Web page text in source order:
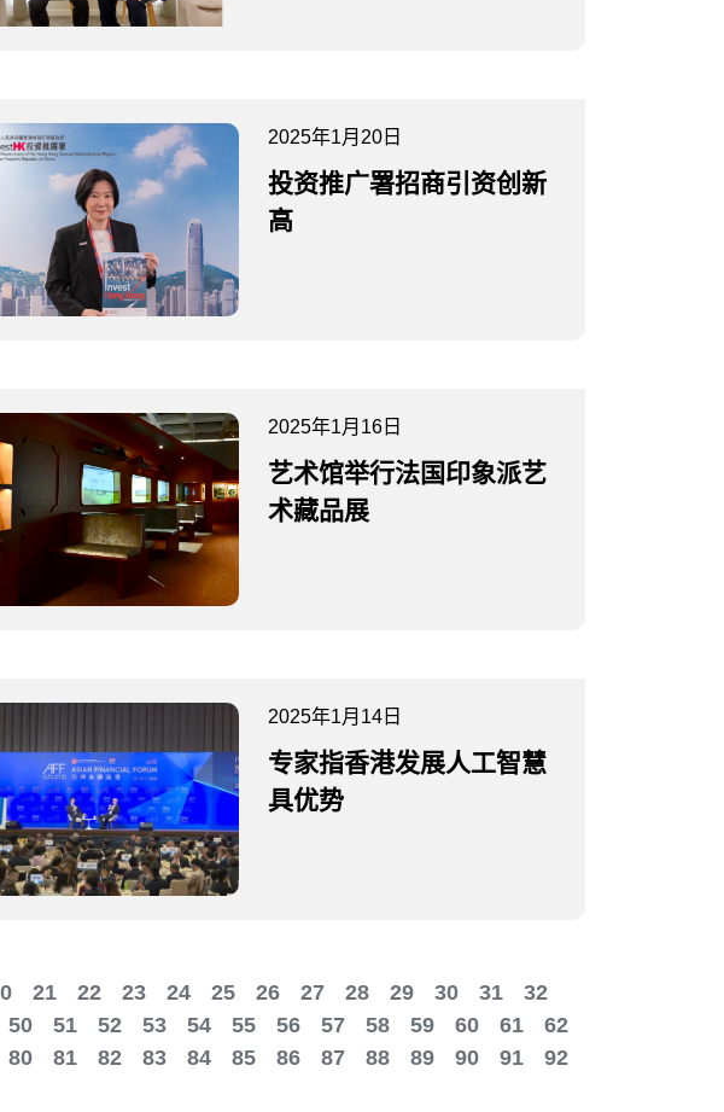
2025年1月20日
投资推广署招商引资创新
高
2025年1月16日
艺术馆举行法国印象派艺
术藏品展
2025年1月14日
专家指香港发展人工智慧
具优势
21 22 23 24 25 26 27 28 29 30 31
32
50 51 52 53 54 55 56 57 58 59 60 61
62
80 81 82 83 84 85 86 87 88 89 90 91
92